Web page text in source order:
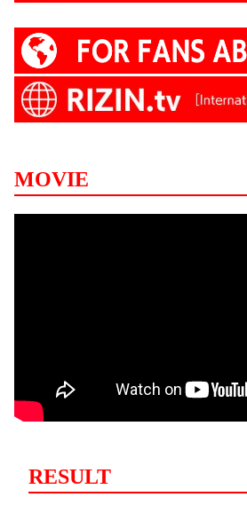
MOVIE
RESULT